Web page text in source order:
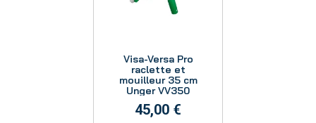
Visa-Versa Pro
raclette et
mouilleur 35 cm
Unger VV350
45,00 €